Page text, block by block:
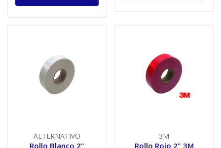
ALTERNATIVO
Rollo Blanco 2"
3M
Rollo Rojo 2" 3M